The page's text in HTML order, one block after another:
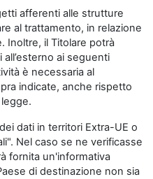
afferenti alle strutture
al trattamento, in relazione
Inoltre, il Titolare potrà
ai seguenti
è necessaria al
indicate, anche rispetto
dati in territori Extra-UE o
Nel caso se ne verificasse
fornita un'informativa
di destinazione non sia